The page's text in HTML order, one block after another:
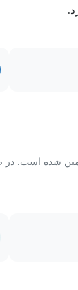
شده است. در